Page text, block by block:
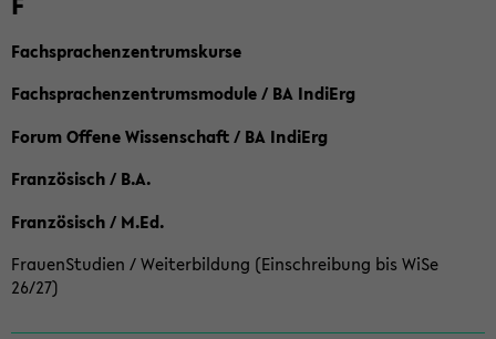
Fachsprachenzentrumskurse
Fachsprachenzentrumsmodule / BA IndiErg
Forum Offene Wissenschaft / BA IndiErg
Französisch / B.A.
Französisch / M.Ed.
FrauenStudien / Weiterbildung (Einschreibung bis WiSe
26/27)